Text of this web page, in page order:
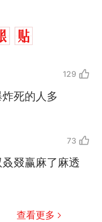
129
死的人多
73
叕赢麻了麻透
查看更多
头放菜刀的女孩，
跟我回家”改写了
国小炒肉大王”称
评出？中国烹饪
鲨鱼徒手将其拽